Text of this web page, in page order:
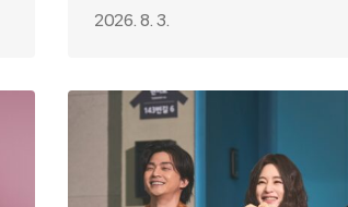
갖춘 강렬한 블랙 코미디 탄생!
2026. 8. 3.